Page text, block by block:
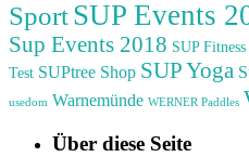
SportSUP Events
Sup Events 2018 SUP Fitness
Test SUPtree Shop SUP Yoga
usedom Warnemünde WERNER Paddles
Über diese Seite